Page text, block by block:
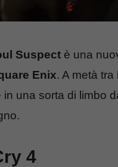
Suspect è una
Enix. A metà
una sorta di limbo
4